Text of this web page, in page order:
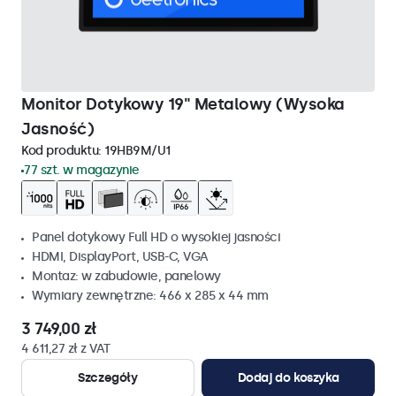
Monitor Dotykowy 19" Metalowy (Wysoka
Jasność)
Kod produktu: 19HB9M/U1
77 szt. w magazynie
Panel dotykowy Full HD o wysokiej jasności
HDMI, DisplayPort, USB-C, VGA
Montaz: w zabudowie, panelowy
Wymiary zewnętrzne: 466 x 285 x 44 mm
3 749,00 zł
4 611,27 zł z VAT
Szczegóły
Dodaj do koszyka